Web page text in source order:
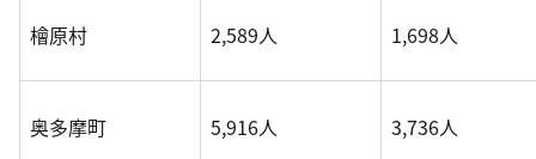
檜原村 2,589人 1,698人
奥多摩町 5,916人 3,736人